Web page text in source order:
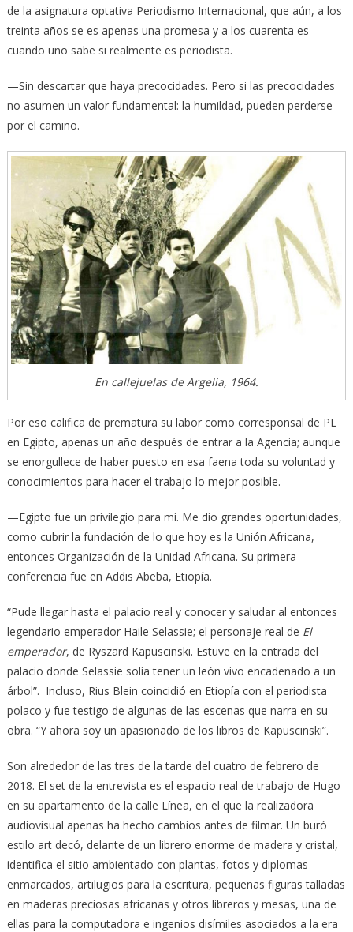
de la asignatura optativa Periodismo Internacional, que aún, a los
treinta años se es apenas una promesa y a los cuarenta es
cuando uno sabe si realmente es periodista.
—Sin descartar que haya precocidades. Pero si las precocidades
no asumen un valor fundamental: la humildad, pueden perderse
por el camino.
En callejuelas de Argelia, 1964.
Por eso califica de prematura su labor como corresponsal de PL
en Egipto, apenas un año después de entrar a la Agencia; aunque
se enorgullece de haber puesto en esa faena toda su voluntad y
conocimientos para hacer el trabajo lo mejor posible.
—Egipto fue un privilegio para mí. Me dio grandes oportunidades,
como cubrir la fundación de lo que hoy es la Unión Africana,
entonces Organización de la Unidad Africana. Su primera
conferencia fue en Addis Abeba, Etiopía.
“Pude llegar hasta el palacio real y conocer y saludar al entonces
legendario emperador Haile Selassie; el personaje real de El
emperador, de Ryszard Kapuscinski. Estuve en la entrada del
palacio donde Selassie solía tener un león vivo encadenado a un
árbol”. Incluso, Rius Blein coincidió en Etiopía con el periodista
polaco y fue testigo de algunas de las escenas que narra en su
obra. “Y ahora soy un apasionado de los libros de Kapuscinski”.
Son alrededor de las tres de la tarde del cuatro de febrero de
2018. El set de la entrevista es el espacio real de trabajo de Hugo
en su apartamento de la calle Línea, en el que la realizadora
audiovisual apenas ha hecho cambios antes de filmar. Un buró
estilo art decó, delante de un librero enorme de madera y cristal,
identifica el sitio ambientado con plantas, fotos y diplomas
enmarcados, artilugios para la escritura, pequeñas figuras talladas
en maderas preciosas africanas y otros libreros y mesas, una de
ellas para la computadora e ingenios disímiles asociados a la era